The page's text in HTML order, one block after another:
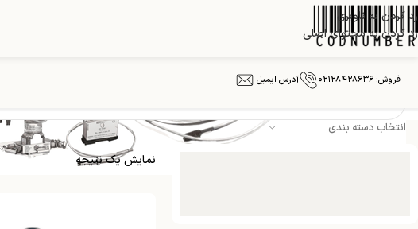
رد کردن به ناوبری
رد کردن به محتوای اصلی
فروش: ۰۲۱۲۸۴۲۸۶۳۶ آدرس ایمیل 4 ... 20 میلی آمپر HART
انتخاب دسته بندی
نمایش یک نتیجه